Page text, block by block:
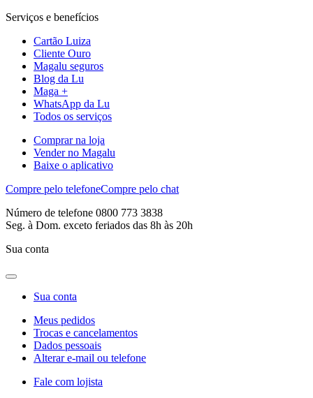
Serviços e benefícios
Cartão Luiza
Cliente Ouro
Magalu seguros
Blog da Lu
Maga +
WhatsApp da Lu
Todos os serviços
Comprar na loja
Vender no Magalu
Baixe o aplicativo
Compre pelo telefoneCompre pelo chat
Número de telefone 0800 773 3838
Seg. à Dom. exceto feriados das 8h às 20h
Sua conta
Sua conta
Meus pedidos
Trocas e cancelamentos
Dados pessoais
Alterar e-mail ou telefone
Fale com lojista